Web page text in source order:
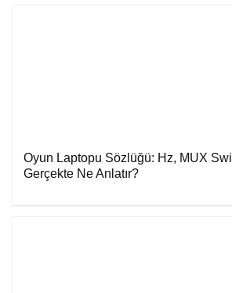
Oyun Laptopu Sözlüğü: Hz, MUX
Gerçekte Ne Anlatır?